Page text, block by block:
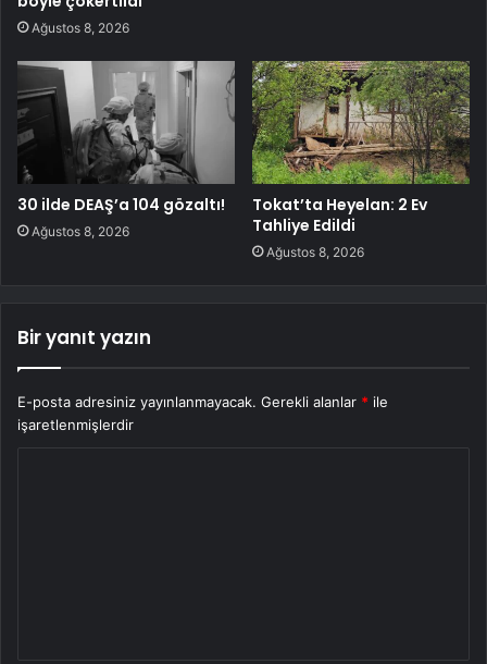
Ağustos 8, 2026
30 ilde DEAŞ’a 104 gözaltı!
Ağustos 8, 2026
Tokat’ta Heyelan: 2 Ev
Tahliye Edildi
Ağustos 8, 2026
Bir yanıt yazın
E-posta adresiniz yayınlanmayacak. Gerekli alanlar * ile
işaretlenmişlerdir